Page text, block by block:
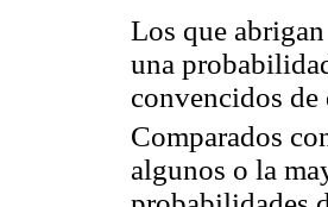
Los que
una
convencidos de
Comparados
algunos o la